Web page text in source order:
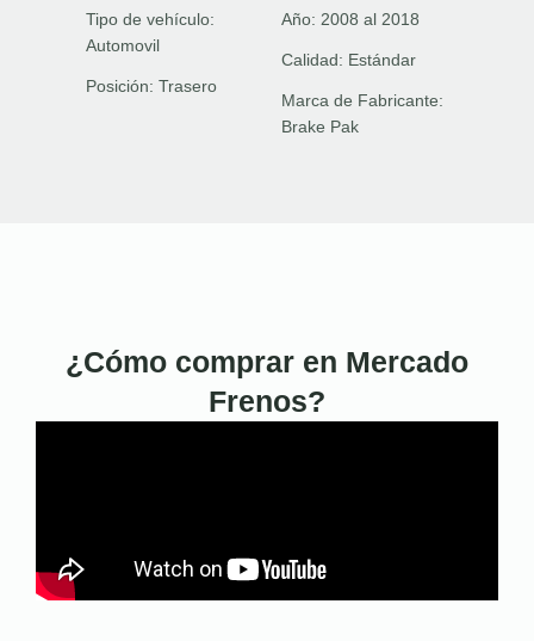
Tipo de vehículo:
Automovil
Posición: Trasero
Año: 2008 al 2018
Calidad: Estándar
Marca de Fabricante:
Brake Pak
¿Cómo comprar en Mercado
Frenos?